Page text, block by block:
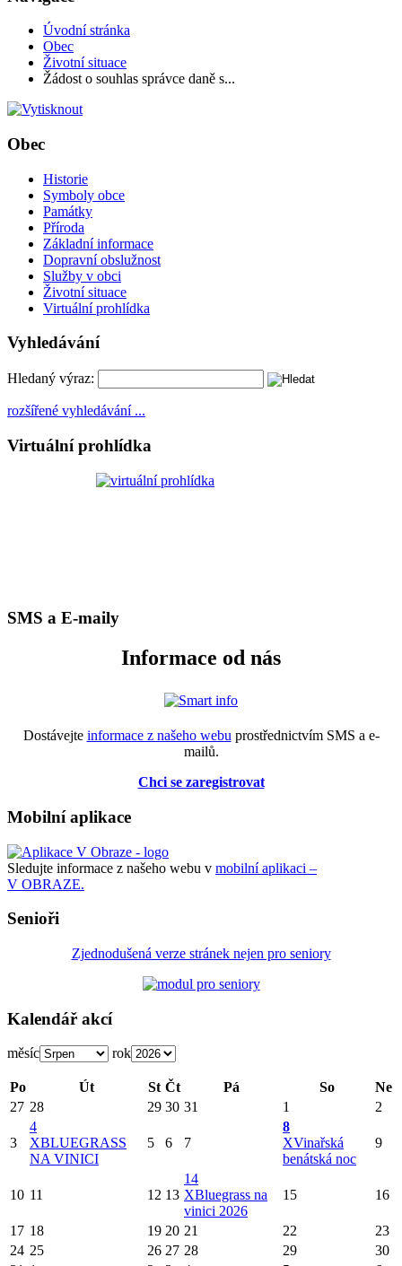
Úvodní stránka
Obec
Životní situace
Žádost o souhlas správce daně s...
Obec
Historie
Symboly obce
Památky
Příroda
Základní informace
Dopravní obslužnost
Služby v obci
Životní situace
Virtuální prohlídka
Vyhledávání
Hledaný výraz:
rozšířené vyhledávání ...
Virtuální prohlídka
SMS a E-maily
Informace od nás
Dostávejte informace z našeho webu prostřednictvím SMS a e-
mailů.
Chci se zaregistrovat
Mobilní aplikace
Sledujte informace z našeho webu v mobilní aplikaci –
V OBRAZE.
Senioři
Zjednodušená verze stránek nejen pro seniory
Kalendář akcí
měsíc rok
Po Út St Čt Pá So
Ne
27 28 29 30 31 1 2
3
4
XBLUEGRASS
NA VINICI
5 6 7
8
XVinařská
benátská noc
9
10 11 12 13
14
XBluegrass na
vinici 2026
15 16
17 18 19 20 21 22
23
24 25 26 27 28 29
30